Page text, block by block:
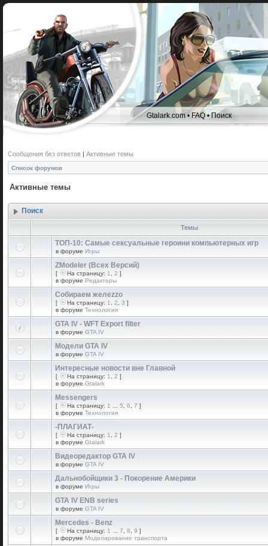
Gtalark.com •FAQ•Поиск
Сообщения без ответов | Активные темы
Список форумов
Активные темы
Поиск
Темы
ТОП-10: Самые сексуальные героини компьютерных игр
в форуме Игры
ZModeler (Всех Версий)
[ На страницу: 1 2 ]
в форуме Редакторы
Собираем желеzzо
[ На страницу: 1 2 3 ]
в форуме Технология
GTA IV - WFT Export filter
в форуме GTA IV
Модели GTA IV
в форуме GTA IV
Интересные новости вне Главной
[ На страницу: 1 2 ]
в форуме Gtalark
Messengers
[ На страницу: 1 5 6 7 ]
в форуме Технология
-ПЛАГИАТ-
[ На страницу: 1 2 ]
в форуме Gtalark
Видеоредактор GTA IV
в форуме GTA IV
Дальнобойщики 3 - Покорение Америки
в форуме Игры
GTA IV ENB series
в форуме GTA IV
Mercedes - Benz
[ На страницу: 1 7 8 9 ]
в форуме Моделирование транспорта